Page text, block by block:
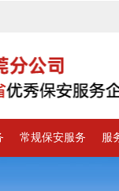
常规保安服务 服